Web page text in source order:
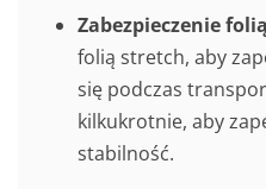
Zabezpieczenie
folią stretch, aby
się podczas
kilkukrotnie, aby
stabilność.